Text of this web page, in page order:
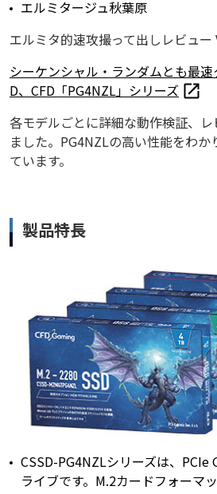
エルミタージュ秋葉原
エルミタ的速攻撮って出しレビュー
シーケンシャル・ランダムとも最
D、CFD「PG4NZL」シリーズ
各モデルごとに詳細な動作検証、
ました。PG4NZLの高い性能をわ
ています。
製品特長
CSSD-PG4NZLシリーズは、PCIe
ライブです。M.2カードフォーマ